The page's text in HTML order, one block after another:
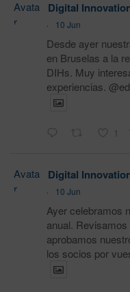
Avata
r
Digital
·
10 Jun
Desde ayer
en Bruselas a la
DIHs. Muy
experiencias.
1
Avata
r
Digital
·
10 Jun
Ayer celebramos
anual.
aprobamos
los socios por